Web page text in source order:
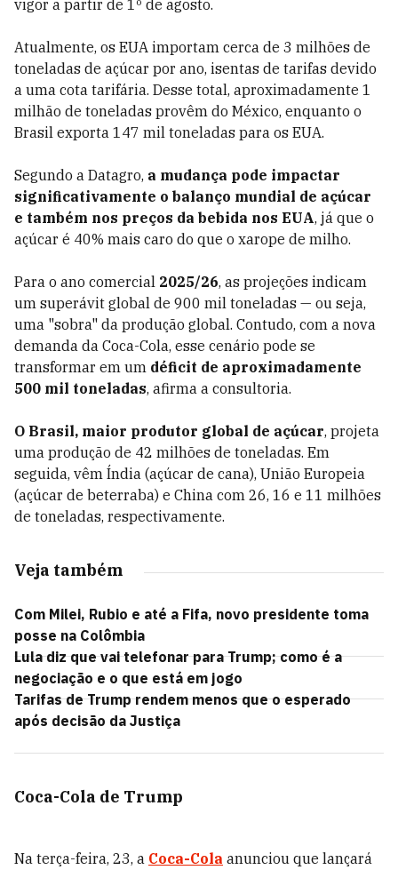
vigor a partir de 1º de agosto.
Atualmente, os EUA importam cerca de 3 milhões de
toneladas de açúcar por ano, isentas de tarifas devido
a uma cota tarifária. Desse total, aproximadamente 1
milhão de toneladas provêm do México, enquanto o
Brasil exporta 147 mil toneladas para os EUA.
Segundo a Datagro, a mudança pode impactar
significativamente o balanço mundial de açúcar
e também nos preços da bebida nos EUA, já que o
açúcar é 40% mais caro do que o xarope de milho.
Para o ano comercial 2025/26, as projeções indicam
um superávit global de 900 mil toneladas — ou seja,
uma "sobra" da produção global. Contudo, com a nova
demanda da Coca-Cola, esse cenário pode se
transformar em um déficit de aproximadamente
500 mil toneladas, afirma a consultoria.
O Brasil, maior produtor global de açúcar, projeta
uma produção de 42 milhões de toneladas. Em
seguida, vêm Índia (açúcar de cana), União Europeia
(açúcar de beterraba) e China com 26, 16 e 11 milhões
de toneladas, respectivamente.
Veja também
Com Milei, Rubio e até a Fifa, novo presidente toma
posse na Colômbia
Lula diz que vai telefonar para Trump; como é a
negociação e o que está em jogo
Tarifas de Trump rendem menos que o esperado
após decisão da Justiça
Coca-Cola de Trump
Na terça-feira, 23, a Coca-Cola anunciou que lançará